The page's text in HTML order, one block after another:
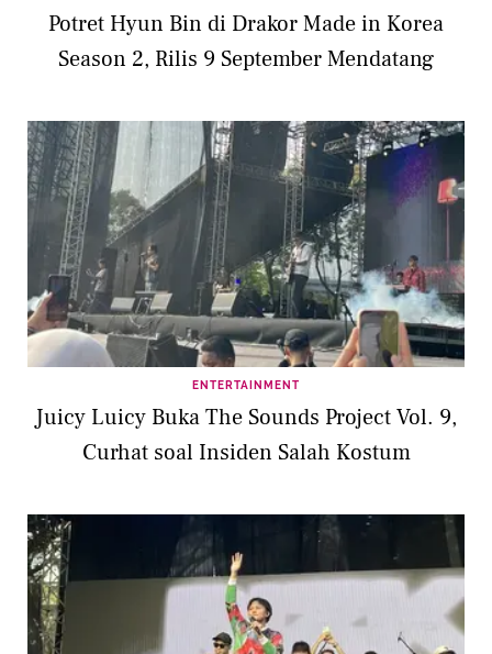
Potret Hyun Bin di Drakor Made in Korea
Season 2, Rilis 9 September Mendatang
ENTERTAINMENT
Juicy Luicy Buka The Sounds Project Vol. 9,
Curhat soal Insiden Salah Kostum